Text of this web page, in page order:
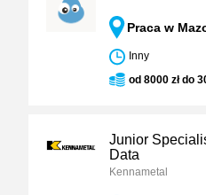
Praca w
Inny
od 8000 zł do
Junior
Data
Kennametal